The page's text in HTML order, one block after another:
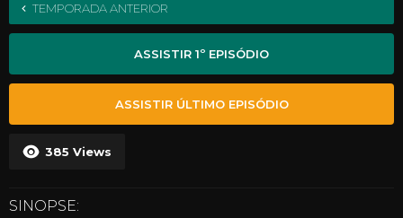
TEMPORADA ANTERIOR
385 Views
ASSISTIR 1º EPISÓDIO
ASSISTIR ÚLTIMO EPISÓDIO
SINOPSE: